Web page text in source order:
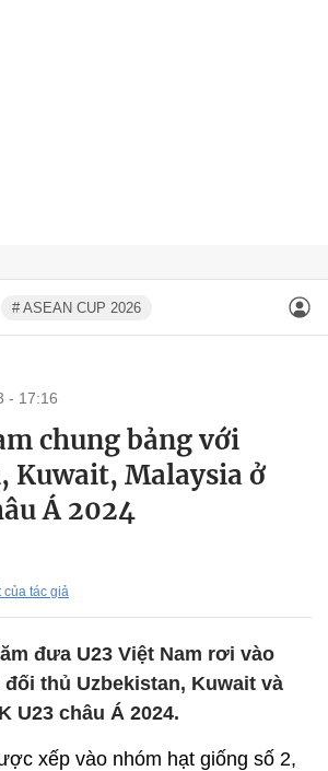
# ASEAN CUP 2026
- 17:16
chung bảng với
Kuwait, Malaysia ở
Á 2024
của tác giả
đưa U23 Việt Nam rơi vào
đối thủ Uzbekistan, Kuwait và
U23 châu Á 2024.
xếp vào nhóm hạt giống số 2,